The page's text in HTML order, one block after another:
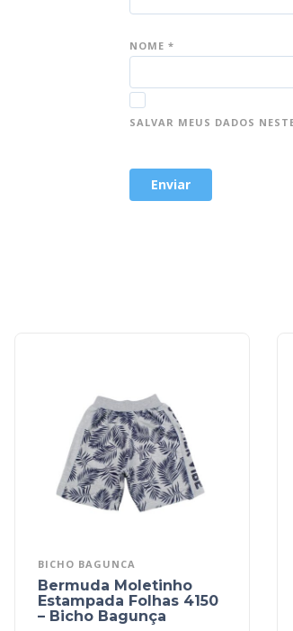
NOME *
SALVAR MEUS DADOS
BICHO BAGUNCA
Bermuda Moletinho
Estampada Folhas 4150
– Bicho Bagunça